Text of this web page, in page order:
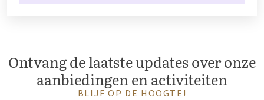
Ontvang de laatste updates over onze
aanbiedingen en activiteiten
BLIJF OP DE HOOGTE!